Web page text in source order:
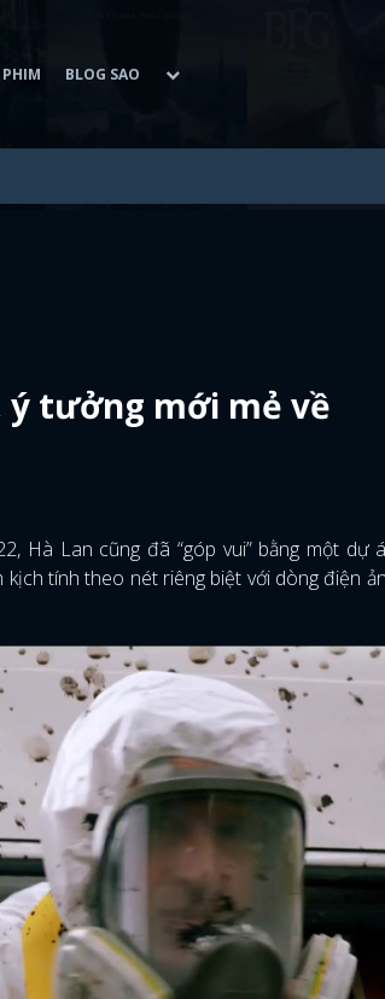
BLOG SAO
ý tưởng mới mẻ về
Hà Lan cũng đã “góp vui” bằng một dự
tính theo nét riêng biệt với dòng điện